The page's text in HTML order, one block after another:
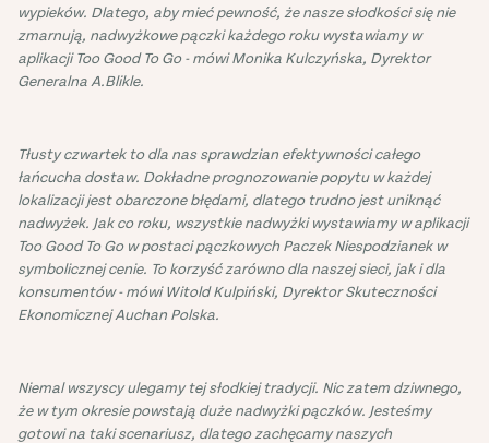
wypieków. Dlatego, aby mieć pewność, że nasze słodkości się nie
zmarnują, nadwyżkowe pączki każdego roku wystawiamy w
aplikacji Too Good To Go - mówi Monika Kulczyńska, Dyrektor
Generalna A.Blikle.
Tłusty czwartek to dla nas sprawdzian efektywności całego
łańcucha dostaw. Dokładne prognozowanie popytu w każdej
lokalizacji jest obarczone błędami, dlatego trudno jest uniknąć
nadwyżek. Jak co roku, wszystkie nadwyżki wystawiamy w aplikacji
Too Good To Go w postaci pączkowych Paczek Niespodzianek w
symbolicznej cenie. To korzyść zarówno dla naszej sieci, jak i dla
konsumentów - mówi Witold Kulpiński, Dyrektor Skuteczności
Ekonomicznej Auchan Polska.
Niemal wszyscy ulegamy tej słodkiej tradycji. Nic zatem dziwnego,
że w tym okresie powstają duże nadwyżki pączków. Jesteśmy
gotowi na taki scenariusz, dlatego zachęcamy naszych